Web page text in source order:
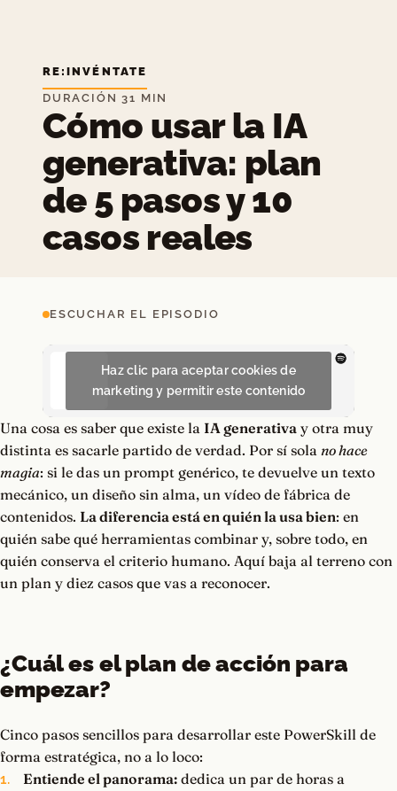
RE:INVÉNTATE
DURACIÓN 31 MIN
Cómo usar la IA
generativa: plan
de 5 pasos y 10
casos reales
ESCUCHAR EL EPISODIO
Haz clic para aceptar cookies de
marketing y permitir este contenido
Una cosa es saber que existe la IA generativa y otra muy
distinta es sacarle partido de verdad. Por sí sola no hace
magia: si le das un prompt genérico, te devuelve un texto
mecánico, un diseño sin alma, un vídeo de fábrica de
contenidos. La diferencia está en quién la usa bien: en
quién sabe qué herramientas combinar y, sobre todo, en
quién conserva el criterio humano. Aquí baja al terreno con
un plan y diez casos que vas a reconocer.
¿Cuál es el plan de acción para
empezar?
Cinco pasos sencillos para desarrollar este PowerSkill de
forma estratégica, no a lo loco:
Entiende el panorama:dedica un par de horas a